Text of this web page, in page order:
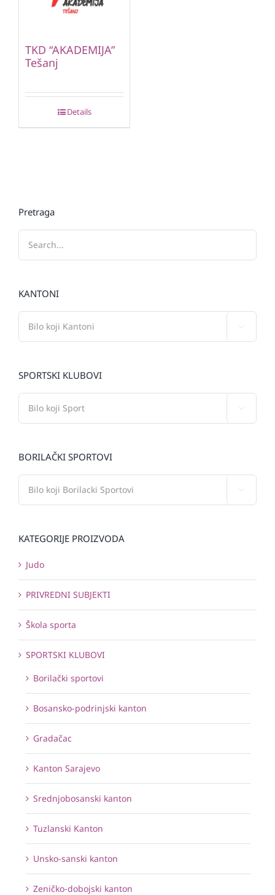
TKD “AKADEMIJA”
Tešanj
Details
Pretraga
KANTONI
SPORTSKI KLUBOVI
BORILAČKI SPORTOVI
KATEGORIJE PROIZVODA
Judo
PRIVREDNI SUBJEKTI
Škola sporta
SPORTSKI KLUBOVI
Borilački sportovi
Bosansko-podrinjski kanton
Gradačac
Kanton Sarajevo
Srednjobosanski kanton
Tuzlanski Kanton
Unsko-sanski kanton
Zeničko-dobojski kanton